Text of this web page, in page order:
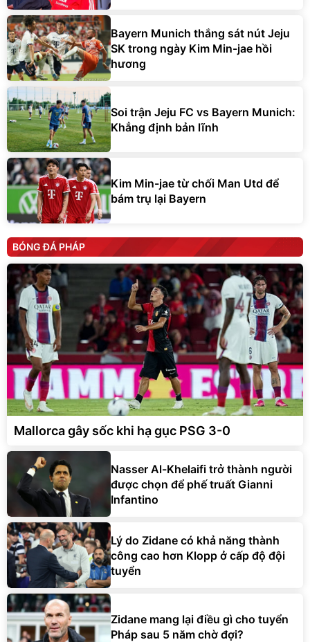
Bayern Munich thắng sát nút Jeju
SK trong ngày Kim Min-jae hồi
hương
Soi trận Jeju FC vs Bayern Munich:
Khẳng định bản lĩnh
Kim Min-jae từ chối Man Utd để
bám trụ lại Bayern
BÓNG ĐÁ PHÁP
Mallorca gây sốc khi hạ gục PSG 3-0
Nasser Al-Khelaifi trở thành người
được chọn để phế truất Gianni
Infantino
Lý do Zidane có khả năng thành
công cao hơn Klopp ở cấp độ đội
tuyển
Zidane mang lại điều gì cho tuyển
Pháp sau 5 năm chờ đợi?